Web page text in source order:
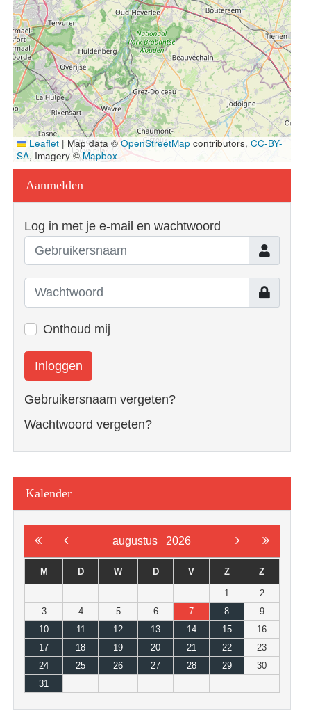
Leaflet | Map data ©OpenStreetMap contributors, CC-BY-
SA, Imagery ©Mapbox
Aanmelden
Log in met je e-mail en wachtwoord
Toon
Onthoud mij
Inloggen
Gebruikersnaam vergeten?
Wachtwoord vergeten?
Kalender
augustus 2026
M D W D V Z Z
1
2
3
4 5 6 7 8
9
10
11 12 13 14 15
16
17
18 19 20 21 22
23
24
25 26 27 28 29
30
31